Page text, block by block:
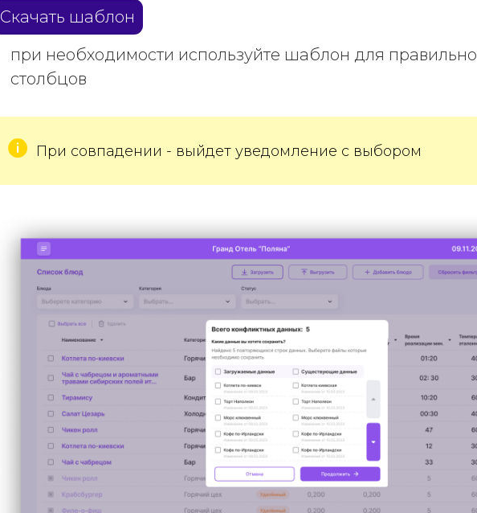
Скачать шаблон
при необходимости используйте шаблон для
столбцов
При совпадении - выйдет уведомление с выбором